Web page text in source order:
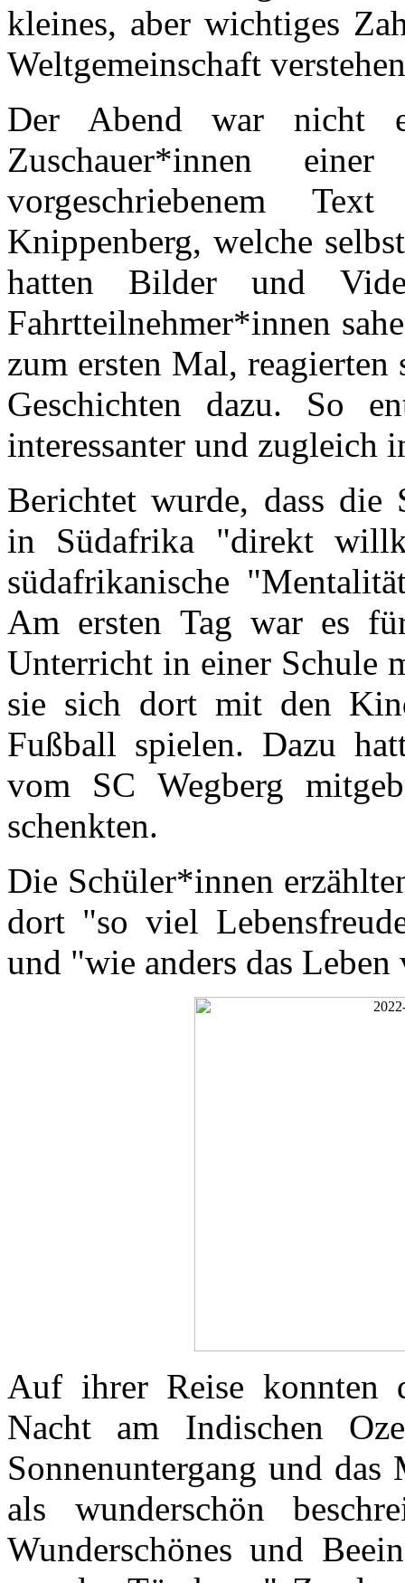
kleines, aber wichtiges
Weltgemeinschaft
Der Abend war nicht
Zuschauer*innen
vorgeschriebenem
Knippenberg, welche
hatten Bilder und
Fahrtteilnehmer*innen
zum ersten Mal,
Geschichten dazu. So
interessanter und zugleich
Berichtet wurde, dass
in Südafrika "direkt
südafrikanische
Am ersten Tag war es
Unterricht in einer Schule
sie sich dort mit den
Fußball spielen. Dazu
vom SC Wegberg
schenkten.
Die Schüler*innen
dort "so viel
und "wie anders das
Auf ihrer Reise konnten
Nacht am Indischen
Sonnenuntergang und das
als wunderschön
Wunderschönes und